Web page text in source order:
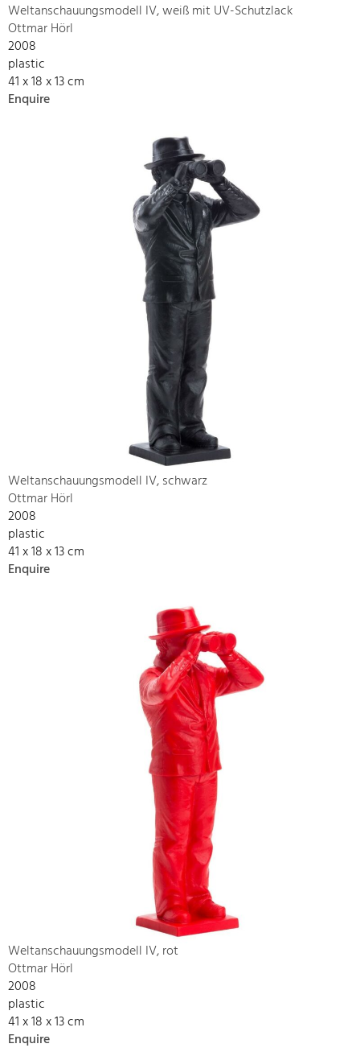
Weltanschauungsmodell IV, weiß mit UV-Schutzlack
Ottmar Hörl
2008
plastic
41 x 18 x 13 cm
Enquire
Weltanschauungsmodell IV, schwarz
Ottmar Hörl
2008
plastic
41 x 18 x 13 cm
Enquire
Weltanschauungsmodell IV, rot
Ottmar Hörl
2008
plastic
41 x 18 x 13 cm
Enquire